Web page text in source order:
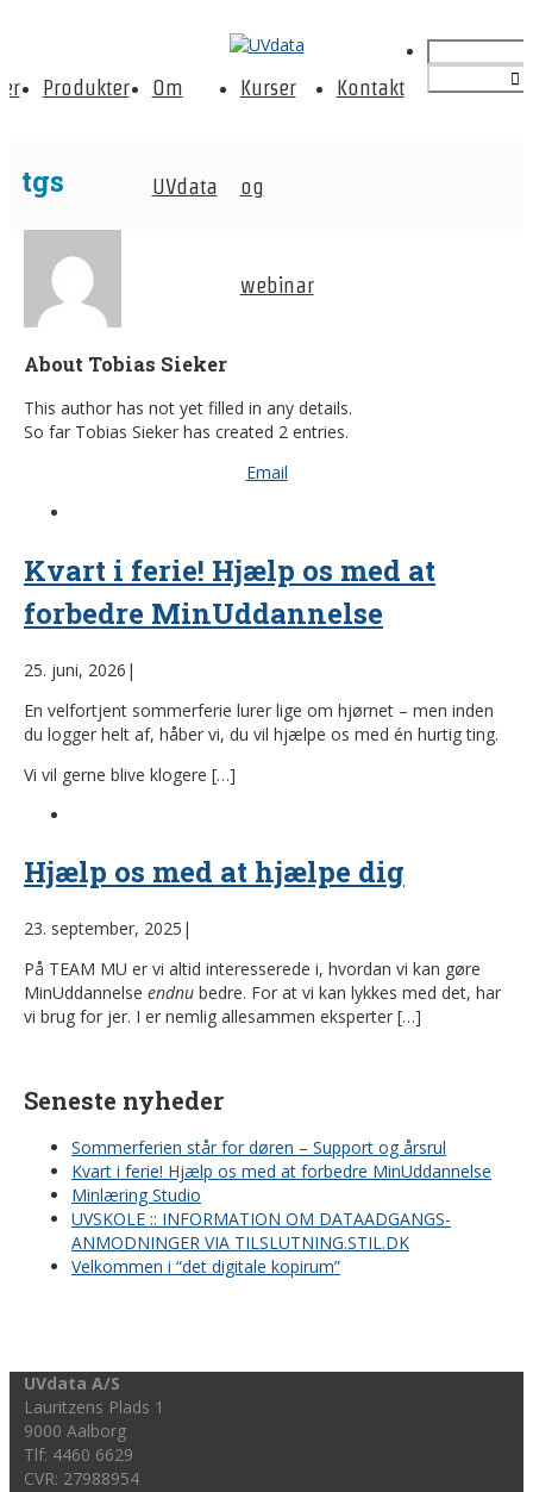
Produkter Om
UVdata
Kurser
og
webinar
Kontakt
tgs
About Tobias Sieker
This author has not yet filled in any details.
So far Tobias Sieker has created 2 entries.
Email
Kvart i ferie! Hjælp os med at
forbedre MinUddannelse
25. juni, 2026 |
En velfortjent sommerferie lurer lige om hjørnet – men inden
du logger helt af, håber vi, du vil hjælpe os med én hurtig ting.
Vi vil gerne blive klogere […]
Hjælp os med at hjælpe dig
23. september, 2025 |
På TEAM MU er vi altid interesserede i, hvordan vi kan gøre
MinUddannelse endnu bedre. For at vi kan lykkes med det, har
vi brug for jer. I er nemlig allesammen eksperter […]
Seneste nyheder
Sommerferien står for døren – Support og årsrul
Kvart i ferie! Hjælp os med at forbedre MinUddannelse
Minlæring Studio
UVSKOLE :: INFORMATION OM DATAADGANGS-
ANMODNINGER VIA TILSLUTNING.STIL.DK
Velkommen i “det digitale kopirum”
UVdata A/S
Lauritzens Plads 1
9000 Aalborg
Tlf: 4460 6629
CVR: 27988954